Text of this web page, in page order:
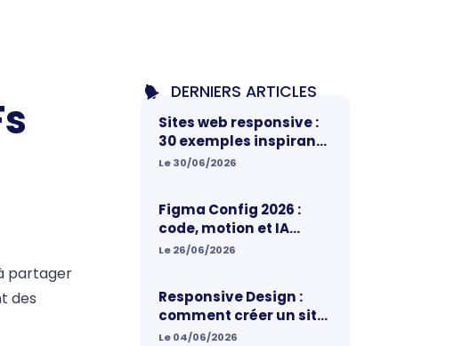
partager
des
DERNIERS ARTICLES
Sites web responsive :
30 exemples inspirants
pour votre prochain
Le 30/06/2026
Figma Config 2026 :
code, motion et IA
réunis sur un même
designers
Le 26/06/2026
Responsive Design :
comment créer un site
web vraiment adapté
Le 04/06/2026